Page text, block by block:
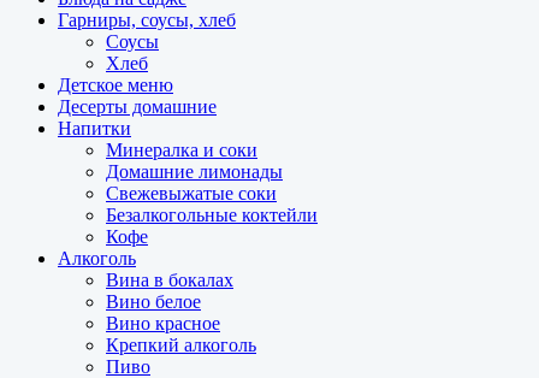
Гарниры, соусы, хлеб
Соусы
Хлеб
Детское меню
Десерты домашние
Напитки
Минералка и соки
Домашние лимонады
Свежевыжатые соки
Безалкогольные коктейли
Кофе
Алкоголь
Вина в бокалах
Вино белое
Вино красное
Крепкий алкоголь
Пиво